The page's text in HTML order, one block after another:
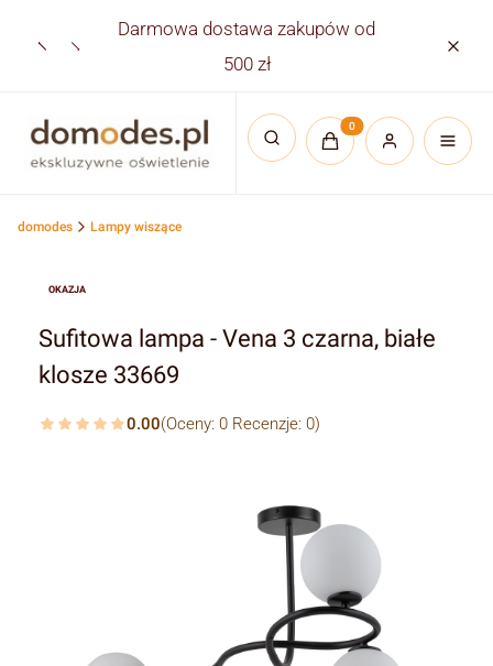
Darmowa dostawa zakupów od
500 zł
Otwórz wyszukiwarkę
Produkty w
domodes Lampy wiszące
OKAZJA
Sufitowa lampa - Vena 3 czarna, białe
klosze 33669
0.00(Oceny: 0 Recenzje: 0)